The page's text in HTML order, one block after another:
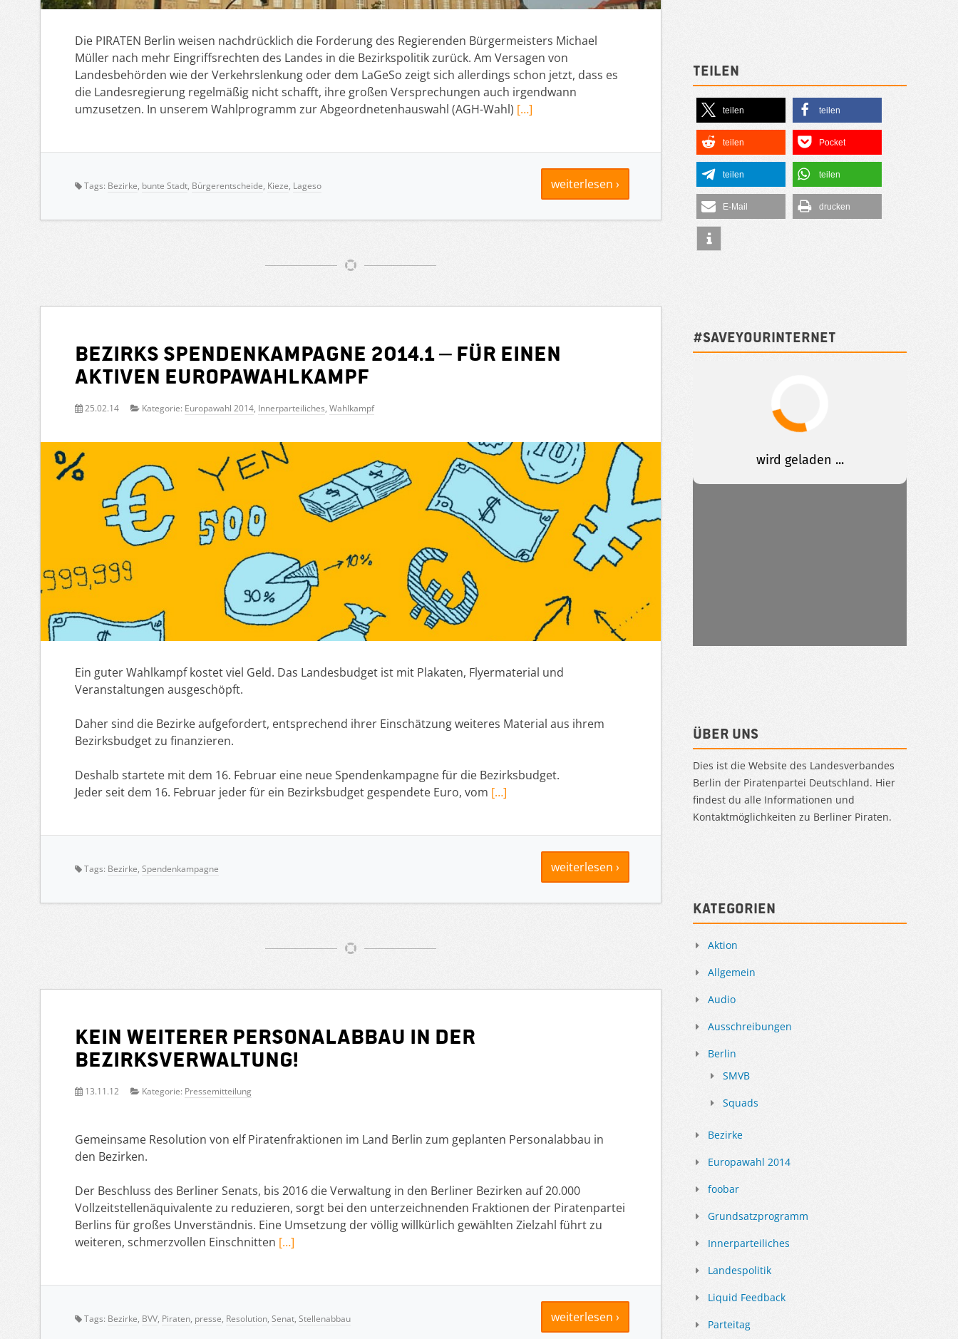
Die PIRATEN Berlin weisen nachdrücklich die Forderung des Regierenden Bürgermeisters Michael
Müller nach mehr Eingriffsrechten des Landes in die Bezirkspolitik zurück. Am Versagen von
Landesbehörden wie der Verkehrslenkung oder dem LaGeSo zeigt sich allerdings schon jetzt, dass es
die Landesregierung regelmäßig nicht schafft, ihre großen Versprechungen auch irgendwann
umzusetzen. In unserem Wahlprogramm zur Abgeordnetenhauswahl (AGH-Wahl) […]
weiterlesen ›
Tags: Bezirke, bunte Stadt, Bürgerentscheide, Kieze, Lageso
Bezirks Spendenkampagne 2014.1 – Für einen
aktiven Europawahlkampf
25.02.14 Kategorie: Europawahl 2014, Innerparteiliches, Wahlkampf
Ein guter Wahlkampf kostet viel Geld. Das Landesbudget ist mit Plakaten, Flyermaterial und
Veranstaltungen ausgeschöpft.
Daher sind die Bezirke aufgefordert, entsprechend ihrer Einschätzung weiteres Material aus ihrem
Bezirksbudget zu finanzieren.
Deshalb startete mit dem 16. Februar eine neue Spendenkampagne für die Bezirksbudget.
Jeder seit dem 16. Februar jeder für ein Bezirksbudget gespendete Euro, vom […]
weiterlesen ›
Tags: Bezirke, Spendenkampagne
Kein weiterer Personalabbau in der
Bezirksverwaltung!
13.11.12 Kategorie: Pressemitteilung
Gemeinsame Resolution von elf Piratenfraktionen im Land Berlin zum geplanten Personalabbau in
den Bezirken.
Der Beschluss des Berliner Senats, bis 2016 die Verwaltung in den Berliner Bezirken auf 20.000
Vollzeitstellenäquivalente zu reduzieren, sorgt bei den unterzeichnenden Fraktionen der Piratenpartei
Berlins für großes Unverständnis. Eine Umsetzung der völlig willkürlich gewählten Zielzahl führt zu
weiteren, schmerzvollen Einschnitten […]
weiterlesen ›
Tags: Bezirke, BVV, Piraten, presse, Resolution, Senat, Stellenabbau
Teilen
teilen teilen
teilen Pocket
teilen teilen
E-Mail drucken
#SAVEYOURINTERNET
Über uns
Dies ist die Website des Landesverbandes
Berlin der Piratenpartei Deutschland. Hier
findest du alle Informationen und
Kontaktmöglichkeiten zu Berliner Piraten.
Kategorien
Aktion
Allgemein
Audio
Ausschreibungen
Berlin
SMVB
Squads
Bezirke
Europawahl 2014
foobar
Grundsatzprogramm
Innerparteiliches
Landespolitik
Liquid Feedback
Parteitag